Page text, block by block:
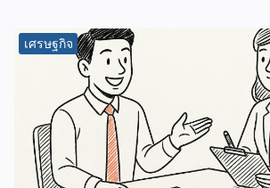
เศรษฐกิจ